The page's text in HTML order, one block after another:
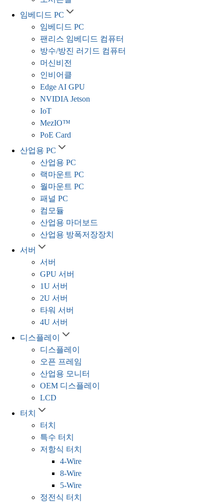
임베디드 PC
임베디드 PC
팬리스 임베디드 컴퓨터
방수/방진 러기드 컴퓨터
머신비전
인비어클
Edge AI GPU
NVIDIA Jetson
IoT
MezIO™
PoE Card
산업용 PC
산업용 PC
랙마운트 PC
월마운트 PC
패널 PC
컴모듈
산업용 마더보드
산업용 방폭저장장치
서버
서버
GPU 서버
1U 서버
2U 서버
타워 서버
4U 서버
디스플레이
디스플레이
오픈 프레임
산업용 모니터
OEM 디스플레이
LCD
터치
터치
특수 터치
저항식 터치
4-Wire
8-Wire
5-Wire
정전식 터치